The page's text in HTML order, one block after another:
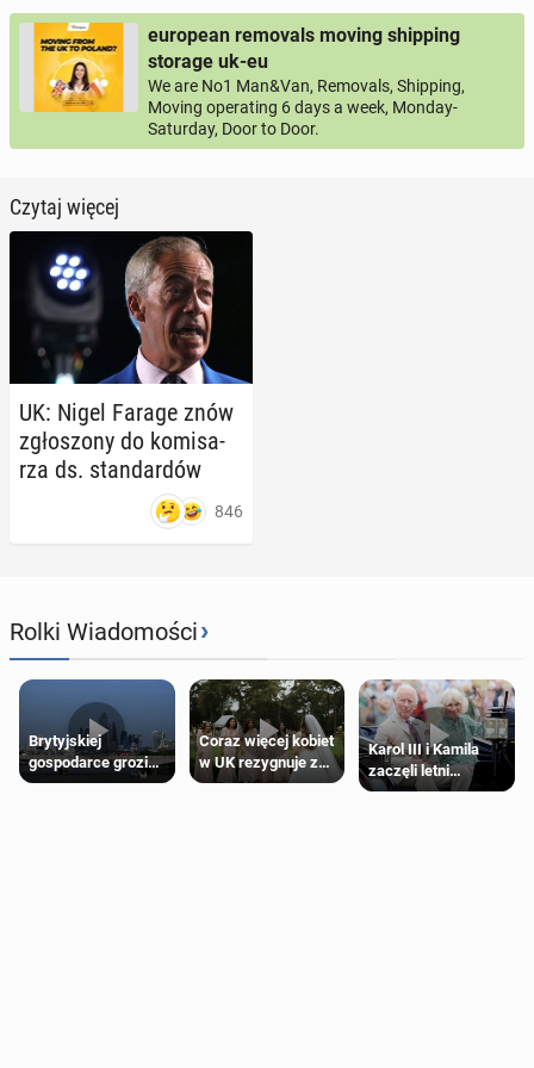
european removals moving shipping
storage uk-eu
We are No1 Man&Van, Removals, Shipping,
Moving operating 6 days a week, Monday-
Saturday, Door to Door.
Czytaj więcej
UK: Nigel Farage znów
zgło­szo­ny do ko­mi­sa­
rza ds. stan­dar­dów
846
Rolki Wiadomości›
Brytyjskiej
gospodarce grozi
recesja, jeśli
Coraz więcej kobiet
w UK rezygnuje z
roli druhny na
Karol III i Kamila
zaczęli letni
odpoczynek po